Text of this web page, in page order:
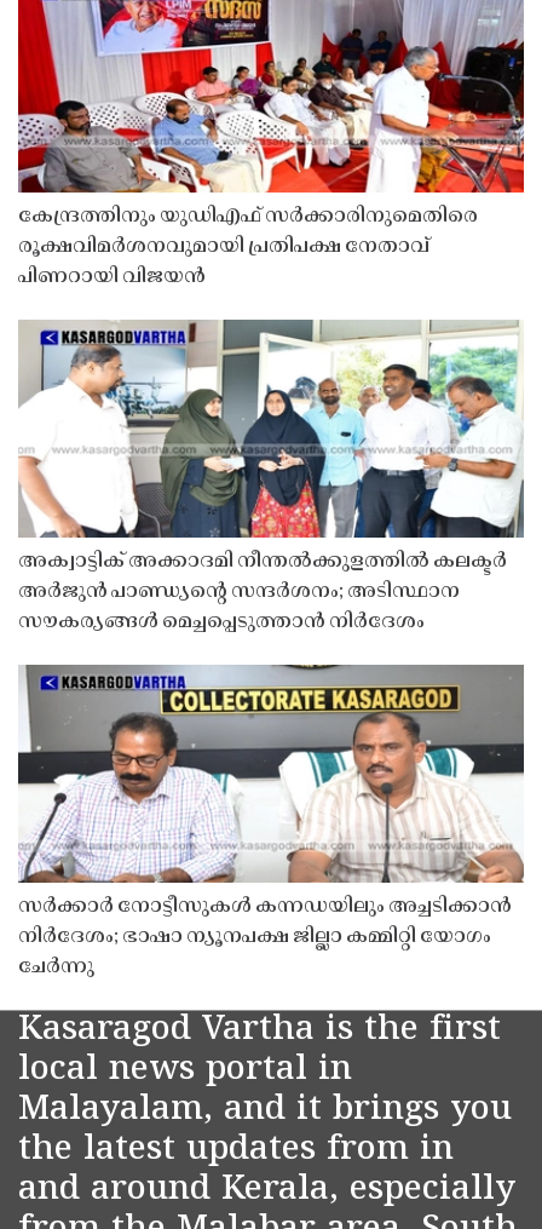
കേന്ദ്രത്തിനും യുഡിഎഫ് സർക്കാരിനുമെതിരെ
രൂക്ഷവിമർശനവുമായി പ്രതിപക്ഷ നേതാവ്
പിണറായി വിജയൻ
അക്വാട്ടിക് അക്കാദമി നീന്തൽക്കുളത്തിൽ കലക്ടർ
അർജുൻ പാണ്ഡ്യൻ്റെ സന്ദർശനം; അടിസ്ഥാന
സൗകര്യങ്ങൾ മെച്ചപ്പെടുത്താൻ നിർദേശം
സർക്കാർ നോട്ടീസുകൾ കന്നഡയിലും അച്ചടിക്കാൻ
നിർദേശം; ഭാഷാ ന്യൂനപക്ഷ ജില്ലാ കമ്മിറ്റി യോഗം
ചേർന്നു
Kasaragod Vartha is the first
local news portal in
Malayalam, and it brings you
the latest updates from in
and around Kerala, especially